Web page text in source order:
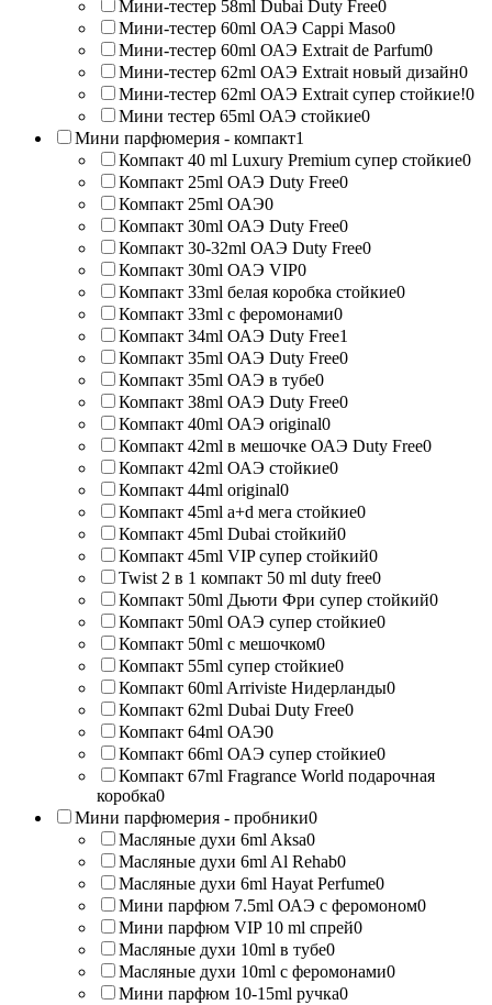
Мини-тестер 58ml Dubai Duty Free0
Мини-тестер 60ml ОАЭ Cappi Maso0
Мини-тестер 60ml ОАЭ Extrait de Parfum0
Мини-тестер 62ml ОАЭ Extrait новый дизайн0
Мини-тестер 62ml ОАЭ Extrait супер стойкие!0
Мини тестер 65ml ОАЭ стойкие0
Мини парфюмерия - компакт1
Компакт 40 ml Luxury Premium супер стойкие0
Компакт 25ml ОАЭ Duty Free0
Компакт 25ml ОАЭ0
Компакт 30ml ОАЭ Duty Free0
Компакт 30-32ml ОАЭ Duty Free0
Компакт 30ml ОАЭ VIP0
Компакт 33ml белая коробка стойкие0
Компакт 33ml с феромонами0
Компакт 34ml ОАЭ Duty Free1
Компакт 35ml ОАЭ Duty Free0
Компакт 35ml ОАЭ в тубе0
Компакт 38ml ОАЭ Duty Free0
Компакт 40ml ОАЭ original0
Компакт 42ml в мешочке ОАЭ Duty Free0
Компакт 42ml ОАЭ стойкие0
Компакт 44ml original0
Компакт 45ml a+d мега стойкие0
Компакт 45ml Dubai стойкий0
Компакт 45ml VIP супер стойкий0
Twist 2 в 1 компакт 50 ml duty free0
Компакт 50ml Дьюти Фри супер стойкий0
Компакт 50ml ОАЭ супер стойкие0
Компакт 50ml с мешочком0
Компакт 55ml супер стойкие0
Компакт 60ml Arriviste Нидерланды0
Компакт 62ml Dubai Duty Free0
Компакт 64ml ОАЭ0
Компакт 66ml ОАЭ супер стойкие0
Компакт 67ml Fragrance World подарочная
коробка0
Мини парфюмерия - пробники0
Масляные духи 6ml Aksa0
Масляные духи 6ml Al Rehab0
Масляные духи 6ml Hayat Perfume0
Мини парфюм 7.5ml ОАЭ с феромоном0
Мини парфюм VIP 10 ml спрей0
Масляные духи 10ml в тубе0
Масляные духи 10ml с феромонами0
Мини парфюм 10-15ml ручка0